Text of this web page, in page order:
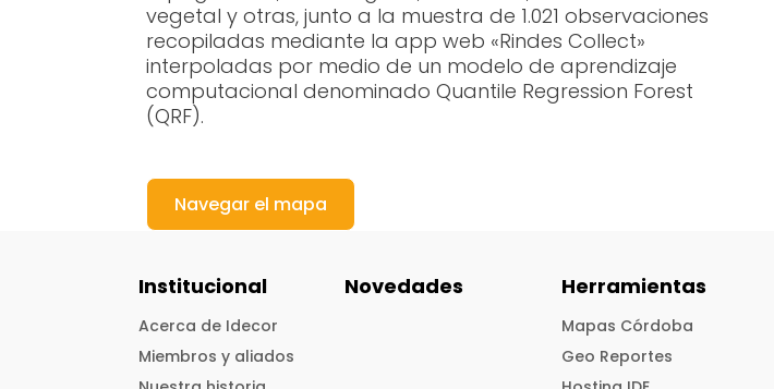
vegetal y otras, junto a la muestra de 1.021 observaciones
recopiladas mediante la app web «Rindes Collect»
interpoladas por medio de un modelo de aprendizaje
computacional denominado Quantile Regression Forest
(QRF).
Navegar el mapa
Institucional
Acerca de Idecor
Miembros y aliados
Novedades Herramientas
Mapas Córdoba
Geo Reportes